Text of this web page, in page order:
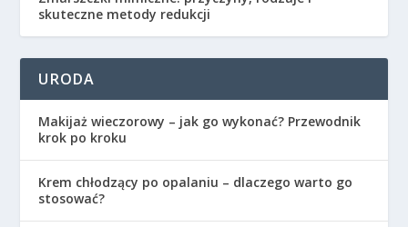
skuteczne metody redukcji
URODA
Makijaż wieczorowy – jak go wykonać? Przewodnik
krok po kroku
Krem chłodzący po opalaniu – dlaczego warto go
stosować?